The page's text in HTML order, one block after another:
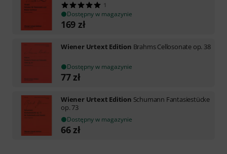
1
Dostępny w magazynie
169 zł
Wiener Urtext Edition Brahms Cellosonate op. 38
Dostępny w magazynie
77zł
Wiener Urtext Edition Schumann Fantasiestücke
op. 73
Dostępny w magazynie
66zł